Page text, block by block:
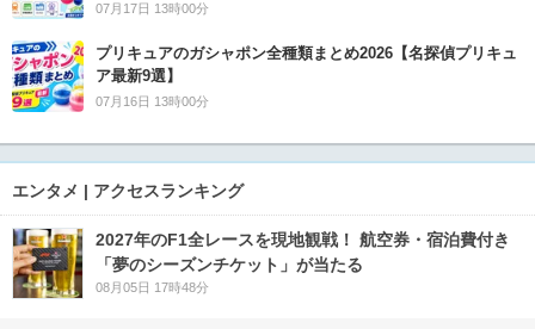
07月17日 13時00分
プリキュアのガシャポン全種類まとめ2026【名探偵プリキュ
ア最新9選】
07月16日 13時00分
エンタメ | アクセスランキング
2027年のF1全レースを現地観戦！ 航空券・宿泊費付き
「夢のシーズンチケット」が当たる
08月05日 17時48分